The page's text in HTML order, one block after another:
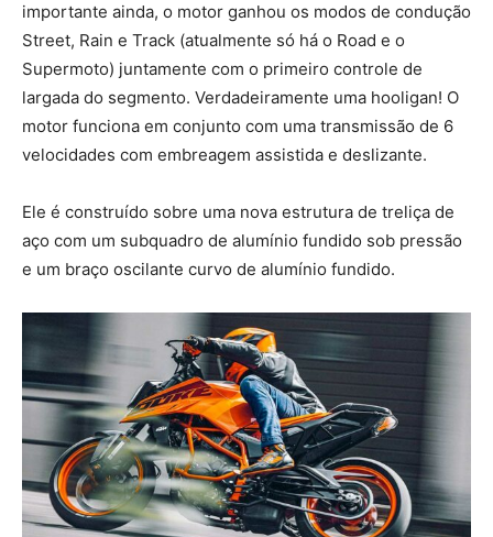
importante ainda, o motor ganhou os modos de condução
Street, Rain e Track (atualmente só há o Road e o
Supermoto) juntamente com o primeiro controle de
largada do segmento. Verdadeiramente uma hooligan! O
motor funciona em conjunto com uma transmissão de 6
velocidades com embreagem assistida e deslizante.
Ele é construído sobre uma nova estrutura de treliça de
aço com um subquadro de alumínio fundido sob pressão
e um braço oscilante curvo de alumínio fundido.